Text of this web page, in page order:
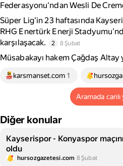
Federasyonu'ndan Wesli De
Süper Lig’in 23 haftasında
RHG Enertürk Enerji
karşılaşacak.
2 8 Şubat
Müsabakayı hakem Çağdaş Altay
karsmanset.com 1
Aramada canlı
Diğer konular
Kayserispor - Konyaspor
oldu
hursozgazetesi.com 8 Şubat